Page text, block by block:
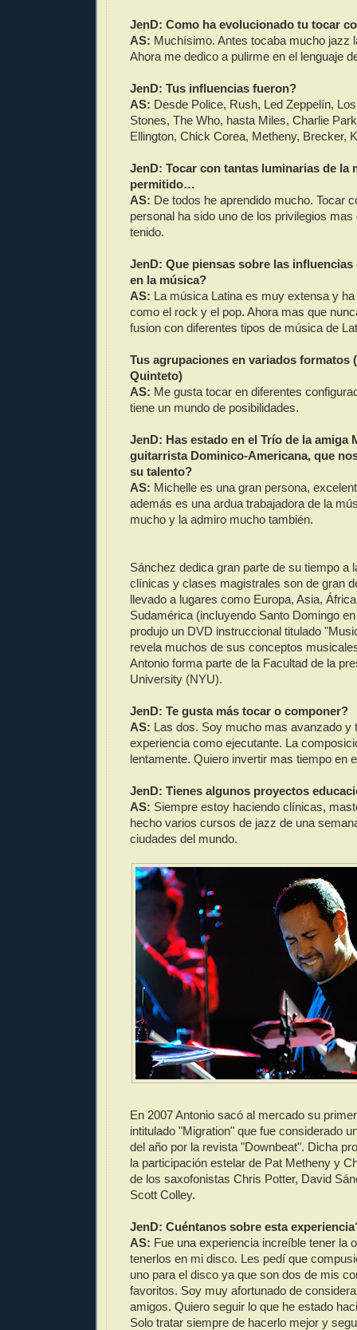
JenD: Como ha evolucionado tu tocar
AS: Muchísimo. Antes tocaba mucho jazz
Ahora me dedico a pulirme en el lenguaje
JenD: Tus influencias fueron?
AS: Desde Police, Rush, Led Zeppelín,
Stones, The Who, hasta Miles, Charlie
Ellington, Chick Corea, Metheny, Brecker,
JenD: Tocar con tantas luminarias de la
permitido…
AS: De todos he aprendido mucho. Tocar
personal ha sido uno de los privilegios mas
tenido.
JenD: Que piensas sobre las
en la música?
AS: La música Latina es muy extensa y
como el rock y el pop. Ahora mas que
fusion con diferentes tipos de música de
Tus agrupaciones en variados formatos
Quinteto)
AS: Me gusta tocar en diferentes
tiene un mundo de posibilidades.
JenD: Has estado en el Trío de la amiga
guitarrista Dominico-Americana, que
su talento?
AS: Michelle es una gran persona,
además es una ardua trabajadora de la
mucho y la admiro mucho también.
Sánchez dedica gran parte de su tiempo a
clínicas y clases magistrales son de gran
llevado a lugares como Europa, Asia,
Sudamérica (incluyendo Santo Domingo
produjo un DVD instruccional titulado
revela muchos de sus conceptos
Antonio forma parte de la Facultad de la
University (NYU).
JenD: Te gusta más tocar o componer?
AS: Las dos. Soy mucho mas avanzado y
experiencia como ejecutante. La
lentamente. Quiero invertir mas tiempo en
JenD: Tienes algunos proyectos
AS: Siempre estoy haciendo clínicas,
hecho varios cursos de jazz de una
ciudades del mundo.
En 2007 Antonio sacó al mercado su
intitulado "Migration" que fue considerado
del año por la revista "Downbeat". Dicha
la participación estelar de Pat Metheny y
de los saxofonistas Chris Potter, David
Scott Colley.
JenD: Cuéntanos sobre esta
AS: Fue una experiencia increíble tener la
tenerlos en mi disco. Les pedí que
uno para el disco ya que son dos de mis
favoritos. Soy muy afortunado de
amigos. Quiero seguir lo que he estado
Solo tratar siempre de hacerlo mejor y